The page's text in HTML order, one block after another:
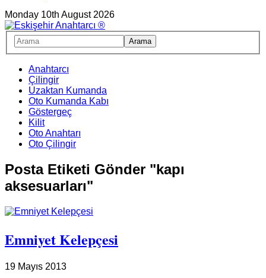
Monday 10th August 2026
Anahtarcı
Çilingir
Uzaktan Kumanda
Oto Kumanda Kabı
Göstergeç
Kilit
Oto Anahtarı
Oto Çilingir
Posta Etiketi Gönder "kapı
aksesuarları"
Emniyet Kelepçesi
19 Mayıs 2013